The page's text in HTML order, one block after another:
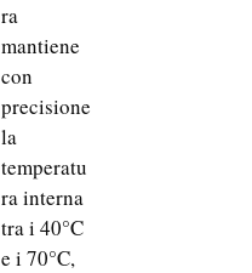
ra
mantiene
con
precisione
la
temperatu
ra interna
tra i 40°C
e i 70°C,